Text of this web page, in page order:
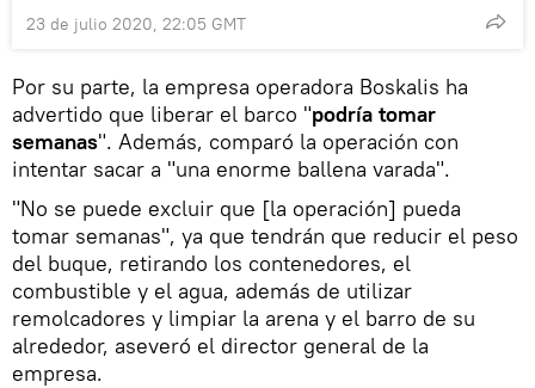
23 de julio 2020, 22:05 GMT
Por su parte, la empresa operadora Boskalis ha
advertido que liberar el barco "podría tomar
semanas". Además, comparó la operación con
intentar sacar a "una enorme ballena varada".
"No se puede excluir que [la operación] pueda
tomar semanas", ya que tendrán que reducir el peso
del buque, retirando los contenedores, el
combustible y el agua, además de utilizar
remolcadores y limpiar la arena y el barro de su
alrededor, aseveró el director general de la
empresa.